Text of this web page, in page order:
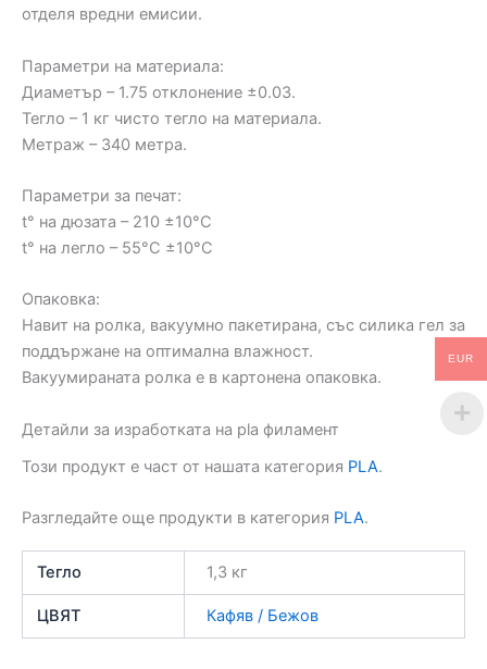
отделя вредни емисии.
Параметри на материала:
Диаметър – 1.75 отклонение ±0.03.
Тегло – 1 кг чисто тегло на материала.
Метраж – 340 метра.
Параметри за печат:
t° на дюзата – 210 ±10°C
t° на легло – 55°C ±10°C
Опаковка:
Навит на ролка, вакуумно пакетирана, със силика гел за
поддържане на оптимална влажност.
Вакуумирaната ролка е в картонена опаковка.
Детайли за изработката на pla филамент
Този продукт е част от нашата категория PLA.
Разгледайте още продукти в категория PLA.
Тегло 1,3 кг
ЦВЯТ Кафяв / Бежов
EUR